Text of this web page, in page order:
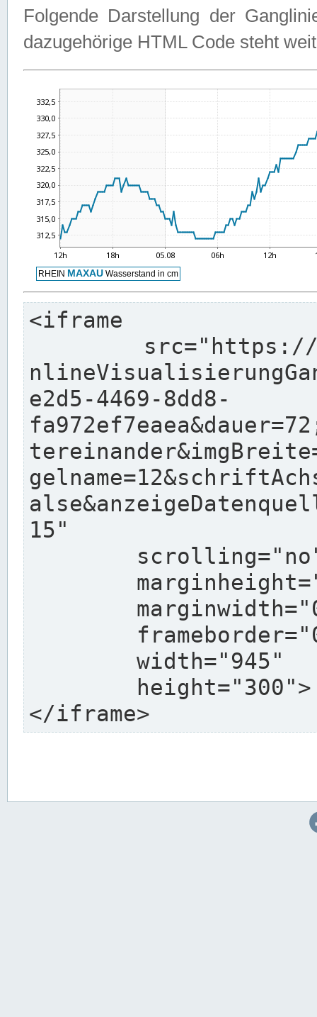
Folgende Darstellung der
dazugehörige HTML Code steht
<iframe
e2d5-4469-8dd8-
15"
</iframe>